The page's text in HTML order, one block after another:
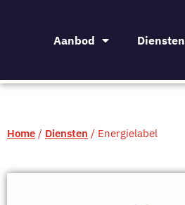
Aanbod Diensten
Home / Diensten / Energielabel